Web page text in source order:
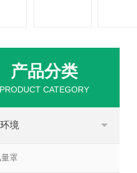
产品分类
PRODUCT CATEGORY
境
量罩